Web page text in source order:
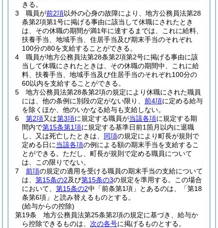
きる。
3
職員が前2項以外の心身の故障により、地方公務員法第28
条第2項第1号に掲げる事由に該当して休職にされたとき
は、その休職の期間が満1年に達するまでは、これに給料、
扶養手当、地域手当、住居手当及び期末手当のそれぞれ
100分の80を支給することができる。
4
職員が地方公務員法第28条第2項第2号に掲げる事由に該
当して休職にされたときは、その休職の期間中、これに給
料、扶養手当、地域手当及び住居手当のそれぞれ100分の
60以内を支給することができる。
5
地方公務員法第28条第2項の規定により休職にされた職員
には、他の条例に別段の定がない限り、 前4項に定める給与
を除くほか、他のいかなる給与も支給しない。
6
第2項又は第3項に規定する職員が当該各項に規定する期
間内で第15条第1項に規定する基準日前1箇月以内に退職
し、又は死亡したときは、 同項の規定により町長が規則で
定める日に当該各項の例による額の期末手当を支給するこ
とができる。 ただし、町長が規則で定める職員について
は、この限りでない。
7
前項の規定の適用を受ける職員の期末手当の支給について
は、 第15条の2及び第15条の3の規定を準用する。
この場合
において、 第15条の2中「前条第1項」とあるのは、「第18
条第6項」と読み替えるものとする。
(給与からの控除)
第19条
地方公務員法第25条第2項の規定に基づき、給与か
ら控除できるものは、 次の各号に掲げるものとする。